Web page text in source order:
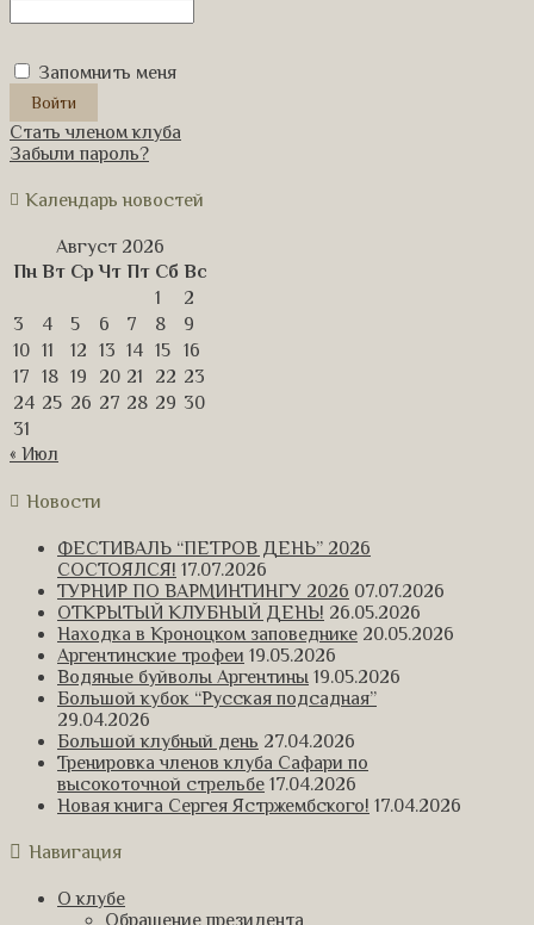
Запомнить меня
Стать членом клуба
Забыли пароль?
Календарь новостей
Август 2026
Пн Вт Ср Чт Пт Сб Вс
1
2
3
4 5 6 7 8
9
10 11 12 13 14 15
16
17
18 19 20 21 22 23
24 25 26 27 28 29 30
31
« Июл
Новости
ФЕСТИВАЛЬ “ПЕТРОВ ДЕНЬ” 2026
СОСТОЯЛСЯ! 17.07.2026
ТУРНИР ПО ВАРМИНТИНГУ 2026 07.07.2026
ОТКРЫТЫЙ КЛУБНЫЙ ДЕНЬ! 26.05.2026
Находка в Кроноцком заповеднике 20.05.2026
Аргентинские трофеи 19.05.2026
Водяные буйволы Аргентины 19.05.2026
Большой кубок “Русская подсадная”
29.04.2026
Большой клубный день 27.04.2026
Тренировка членов клуба Сафари по
высокоточной стрельбе 17.04.2026
Новая книга Сергея Ястржембского! 17.04.2026
Навигация
О клубе
Обращение президента